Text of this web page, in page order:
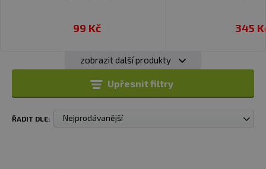
99 Kč 345
zobrazit další produkty
Upřesnit filtry
ŘADIT DLE: Nejprodávanější